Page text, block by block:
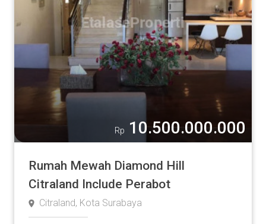
Rp 10.500.000.000
Rumah Mewah Diamond Hill
Citraland Include Perabot
Citraland, Kota Surabaya